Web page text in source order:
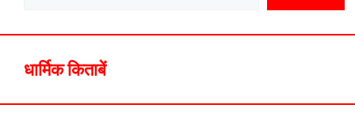
धार्मिक किताबें